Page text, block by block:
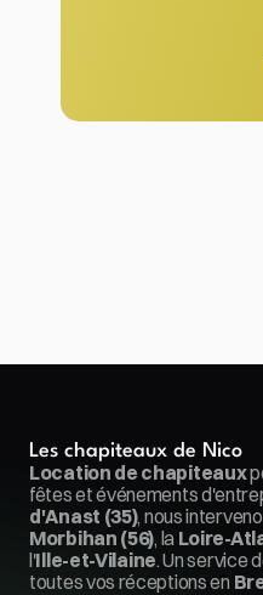
Les chapiteaux de Nico
Location de chapiteaux
fêtes et événements
d'Anast (35)
Morbihan (56), la Loire-
l'Ille-et-Vilaine. Un service
toutes vos réceptions en